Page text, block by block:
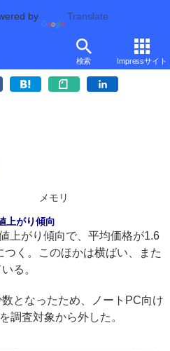
by Translate
検索 Impressサイト
（秋葉原 '12/6 第1週)(メモリ)
円、Intel製120GBは1万円割れ
メモリ
上がり傾向
上がり傾向で、平均価格が1.6
つく。このほかは横ばい、また
る。
となったため、ノートPC向け
調査対象から外した。